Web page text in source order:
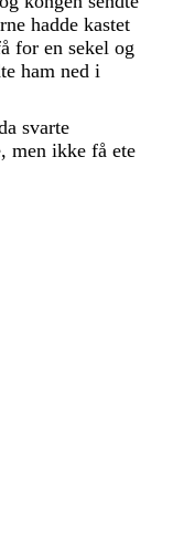
hadde kastet
for en sekel og
ham ned i
svarte
, men ikke få ete